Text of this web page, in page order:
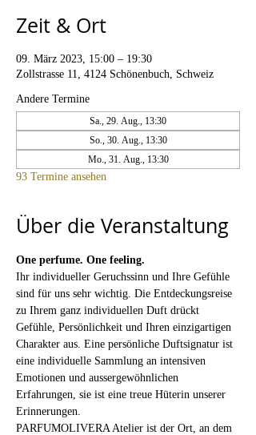
Zeit & Ort
09. März 2023, 15:00 – 19:30
Zollstrasse 11, 4124 Schönenbuch, Schweiz
Andere Termine
Sa., 29. Aug., 13:30
So., 30. Aug., 13:30
Mo., 31. Aug., 13:30
93 Termine ansehen
Über die Veranstaltung
One perfume. One feeling.
Ihr individueller Geruchssinn und Ihre Gefühle
sind für uns sehr wichtig. Die Entdeckungsreise
zu Ihrem ganz individuellen Duft drückt
Gefühle, Persönlichkeit und Ihren einzigartigen
Charakter aus. Eine persönliche Duftsignatur ist
eine individuelle Sammlung an intensiven
Emotionen und aussergewöhnlichen
Erfahrungen, sie ist eine treue Hüterin unserer
Erinnerungen.
PARFUMOLIVERA Atelier ist der Ort, an dem